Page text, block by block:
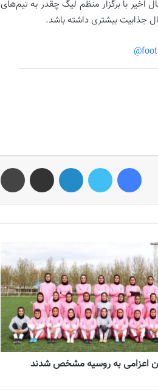
می‌کنم در طول این مدت ما پیشرفت چند برابری را داشتیم و در ۲-۳ سال اخیر با برگزار منظم لیگ چقدر به تیم‌های
بیشتری داشته باشد.
اعزامی به روسیه مشخص شدند